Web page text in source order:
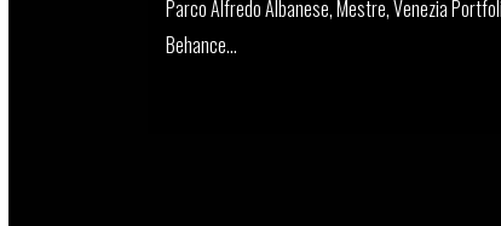
Parco Alfredo Albanese, Mestre, Venezia
Behance...